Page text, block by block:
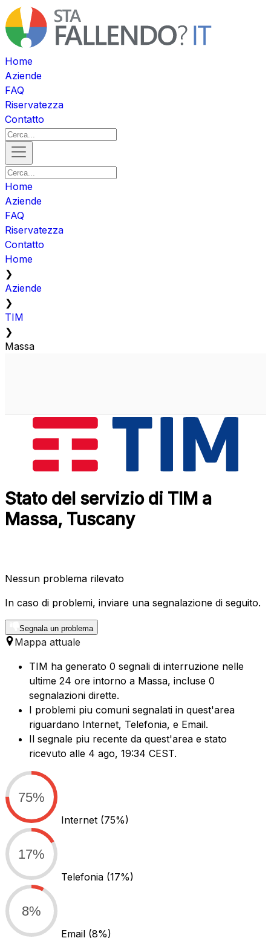
Home
Aziende
FAQ
Riservatezza
Contatto
Home
Aziende
FAQ
Riservatezza
Contatto
Home
❯
Aziende
❯
TIM
❯
Massa
Stato del servizio di TIM a
Massa, Tuscany
Nessun problema rilevato
In caso di problemi, inviare una segnalazione di seguito.
Segnala un problema
Mappa attuale
TIM ha generato 0 segnali di interruzione nelle
ultime 24 ore intorno a Massa, incluse 0
segnalazioni dirette.
I problemi piu comuni segnalati in quest'area
riguardano Internet, Telefonia, e Email.
Il segnale piu recente da quest'area e stato
ricevuto alle 4 ago, 19:34 CEST.
75%
Internet (75%)
17%
Telefonia (17%)
8%
Email (8%)